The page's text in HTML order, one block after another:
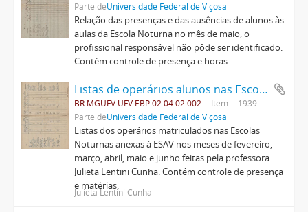
Parte deUniversidade Federal de Viçosa
Relação das presenças e das ausências de alunos às
aulas da Escola Noturna no mês de maio, o
profissional responsável não pôde ser identificado.
Contém controle de presença e horas.
Listas de operários alunos nas Escolas Noturnas
BR MGUFV UFV.EBP.02.04.02.002 Item
1939
Parte deUniversidade Federal de Viçosa
Listas dos operários matriculados nas Escolas
Noturnas anexas à ESAV nos meses de fevereiro,
março, abril, maio e junho feitas pela professora
Julieta Lentini Cunha. Contém controle de presença
e matérias.
Julieta Lentini Cunha